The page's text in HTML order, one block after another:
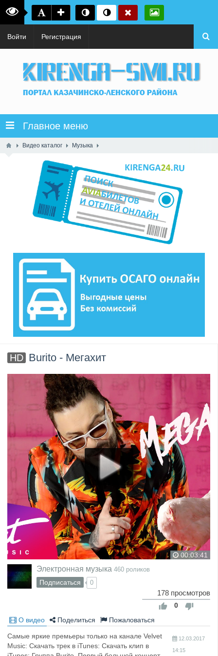
Войти Регистрация
Главное меню
Видео каталог Музыка
HD Burito - Мегахит
00:03:41
Электронная музыка 460 роликов
Подписаться 0
178 просмотров
0
О видео
Поделиться Пожаловаться
Самые яркие премьеры только на канале Velvet
Music: Скачать трек в iTunes: Скачать клип в
12.03.2017
14:15